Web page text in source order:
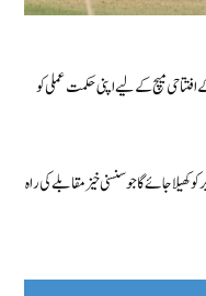
میچ کے لیے اپنی حکمت عملی کو
کے درمیان ٹیسٹ سیریز کا پہلا میچ 7 اکتوبر کو کھیلا جائے گا جو سنسنی خیز مقابلے کی راہ